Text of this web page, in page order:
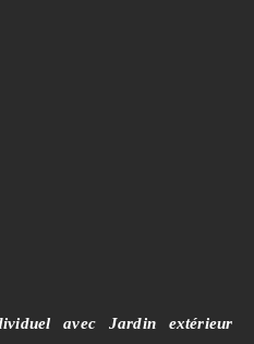
avec Jardin extérieur